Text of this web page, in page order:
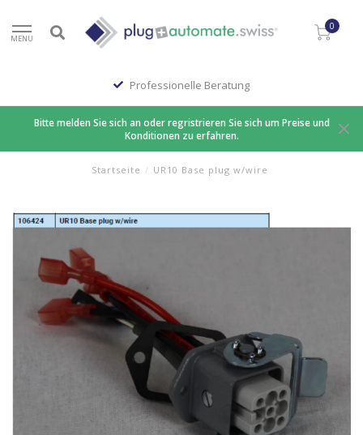
MENU
0
Professionelle Beratung
Bitte melden Sie sich an oder regristrieren Sie sich um Preise und
Konditionen zu erfahren.
Startseite / UR10 Base plug w/wire